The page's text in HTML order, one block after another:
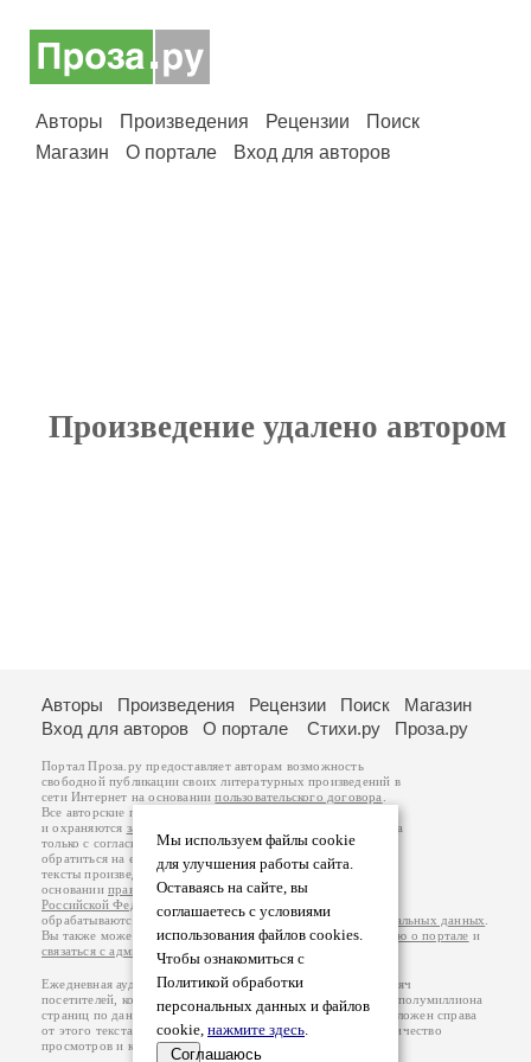
Авторы Произведения Рецензии
Поиск
Магазин
О портале Вход для авторов
Произведение удалено автором
Мы используем файлы cookie
для улучшения работы сайта.
Оставаясь на сайте, вы
соглашаетесь с условиями
использования файлов cookies.
Чтобы ознакомиться с
Политикой обработки
персональных данных и файлов
cookie, нажмите здесь.
Соглашаюсь
Авторы Произведения Рецензии Поиск
Магазин
Вход для авторов
О портале Стихи.ру Проза.ру
Портал Проза.ру предоставляет авторам возможность
свободной публикации своих литературных произведений в
сети Интернет на основаниипользовательского договора
Все авторские права на произведения принадлежат авторам
и охраняются законом
. Перепечатка произведений возможна
только с согласия его автора, к которому вы можете
обратиться на его авторской странице. Ответственность за
тексты произведений авторы несут самостоятельно на
основанииправил публикацииизаконодательства
Российской Федерации
обрабатываются на основанииПолитики обработки персональных данных
Вы также можете посмотреть более подробнуюинформацию о портале и
связаться с администрацией
Ежедневная аудитория портала Проза.ру – порядка 100 тысяч
посетителей, которые в общей сумме просматривают более полумиллиона
страниц по данным счетчика посещаемости, который расположен справа
от этого текста. В каждой графе указано по две цифры: количество
просмотров и количество посетителей.